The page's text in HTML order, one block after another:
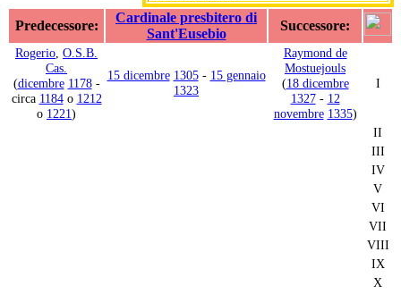
Predecessore:
Cardinale presbitero di
Sant'Eusebio
Successore:
Rogerio O.S.B.
Cas.
(dicembre 1178-
circa 1184o 1212
o 1221)
15 dicembre 1305- 15 gennaio
1323
Raymond de
Mostuejouls
(18 dicembre
1327- 12
novembre 1335)
I
II
III
IV
V
VI
VII
VIII
IX
X